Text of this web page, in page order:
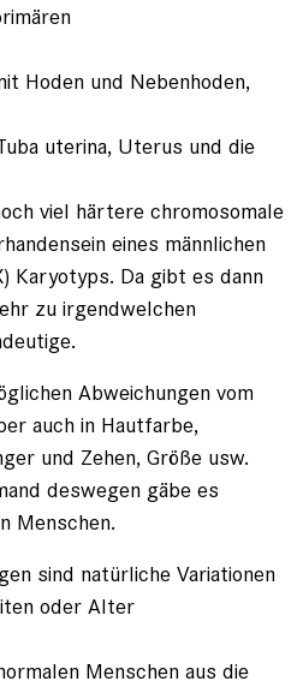
Hoden und Nebenhoden,
uterina, Uterus und die
viel härtere chromosomale
eines männlichen
Karyotyps. Da gibt es dann
zu irgendwelchen
Abweichungen vom
auch in Hautfarbe,
und Zehen, Größe usw.
deswegen gäbe es
Menschen.
sind natürliche Variationen
oder Alter
Menschen aus die